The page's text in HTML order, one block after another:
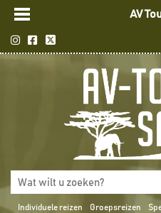
AV
Individuele reizen Groepsreizen